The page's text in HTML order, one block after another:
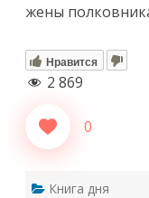
жены
Нравится
2 869
0
Книга дня